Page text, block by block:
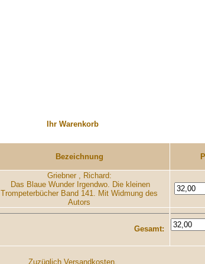
Ihr Warenkorb
Bezeichnung
Griebner , Richard:
Das Blaue Wunder Irgendwo. Die kleinen
Trompeterbücher Band 141. Mit Widmung des
Autors
Gesamt:
Zuzüglich Versandkosten.